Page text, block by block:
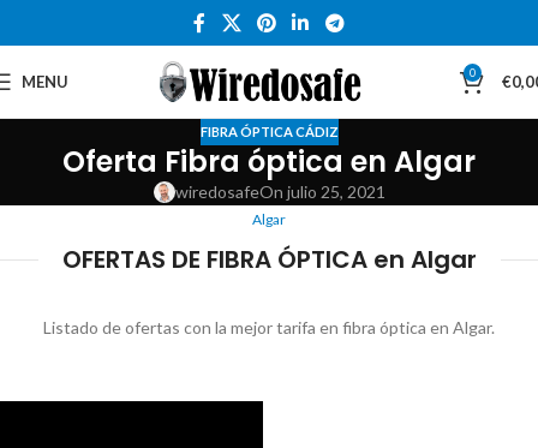
MENU 0 €
FIBRA ÓPTICA CÁDIZ
Oferta Fibra óptica en Algar
wiredosafeOn julio 25, 2021
Algar
OFERTAS DE FIBRA ÓPTICA en Algar
Listado de ofertas con la mejor tarifa en fibra óptica en Algar.